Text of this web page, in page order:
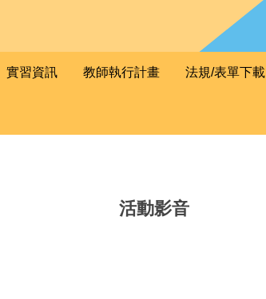
實習資訊 教師執行計畫 法規/表單下載
活動影音